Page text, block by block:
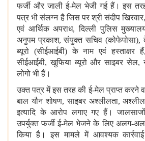
फर्जी और जाली ई-मेल भेजी गई हैं। इस
पत्र भी संलग्न है जिस पर श्री संदीप
एवं आर्थिक अपराध, दिल्ली पुलिस
अनुपम प्रकाश, संयुक्त सचिव (कोफेपोसा),
ब्यूरो (सीईआईबी) के नाम एवं
सीईआईबी, खुफिया ब्यूरो और साइबर
लोगो भी हैं।
उक्त पत्र में इस तरह की ई-मेल प्राप्त करने
बाल यौन शोषण, साइबर अश्लीलता,
इत्‍यादि के आरोप लगाए गए हैं।
उपर्युक्त फर्जी ई-मेल भेजने के लिए अलग-
किया है। इस मामले में आवश्यक